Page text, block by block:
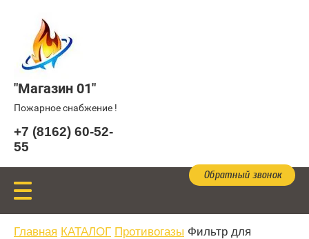
"Магазин 01"
Пожарное снабжение !
Обратный звонок
+7 (8162) 60-52-
55
Главная КАТАЛОГ Противогазы Фильтр для